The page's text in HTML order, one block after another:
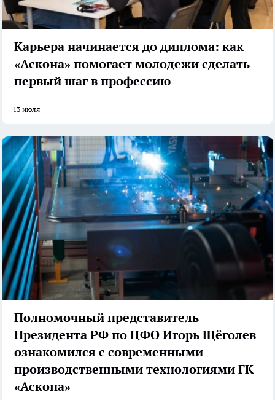
Карьера начинается до диплома: как
«Аскона» помогает молодежи сделать
первый шаг в профессию
13 июля
Полномочный представитель
Президента РФ по ЦФО Игорь Щёголев
ознакомился с современными
производственными технологиями ГК
«Аскона»